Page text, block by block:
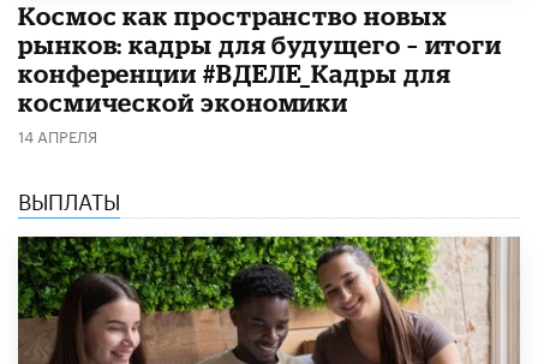
Космос как пространство новых
рынков: кадры для будущего – итоги
конференции #ВДЕЛЕ_Кадры для
космической экономики
14 АПРЕЛЯ
ВЫПЛАТЫ